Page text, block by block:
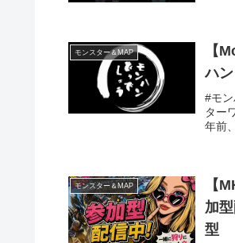
モンスター＆MAP
【
ハ
#モ
ター
年前
モンスター＆MAP
【
加
型